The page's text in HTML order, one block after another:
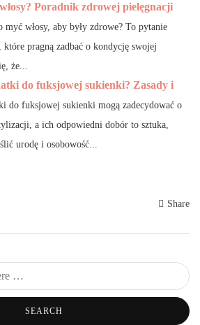
Poradnik zdrowej pielęgnacji
myć włosy, aby były zdrowe? To pytanie
pragną zadbać o kondycję swojej
że...
do fuksjowej sukienki? Zasady i
do fuksjowej sukienki mogą zadecydować o
a ich odpowiedni dobór to sztuka,
urodę i osobowość...
Share